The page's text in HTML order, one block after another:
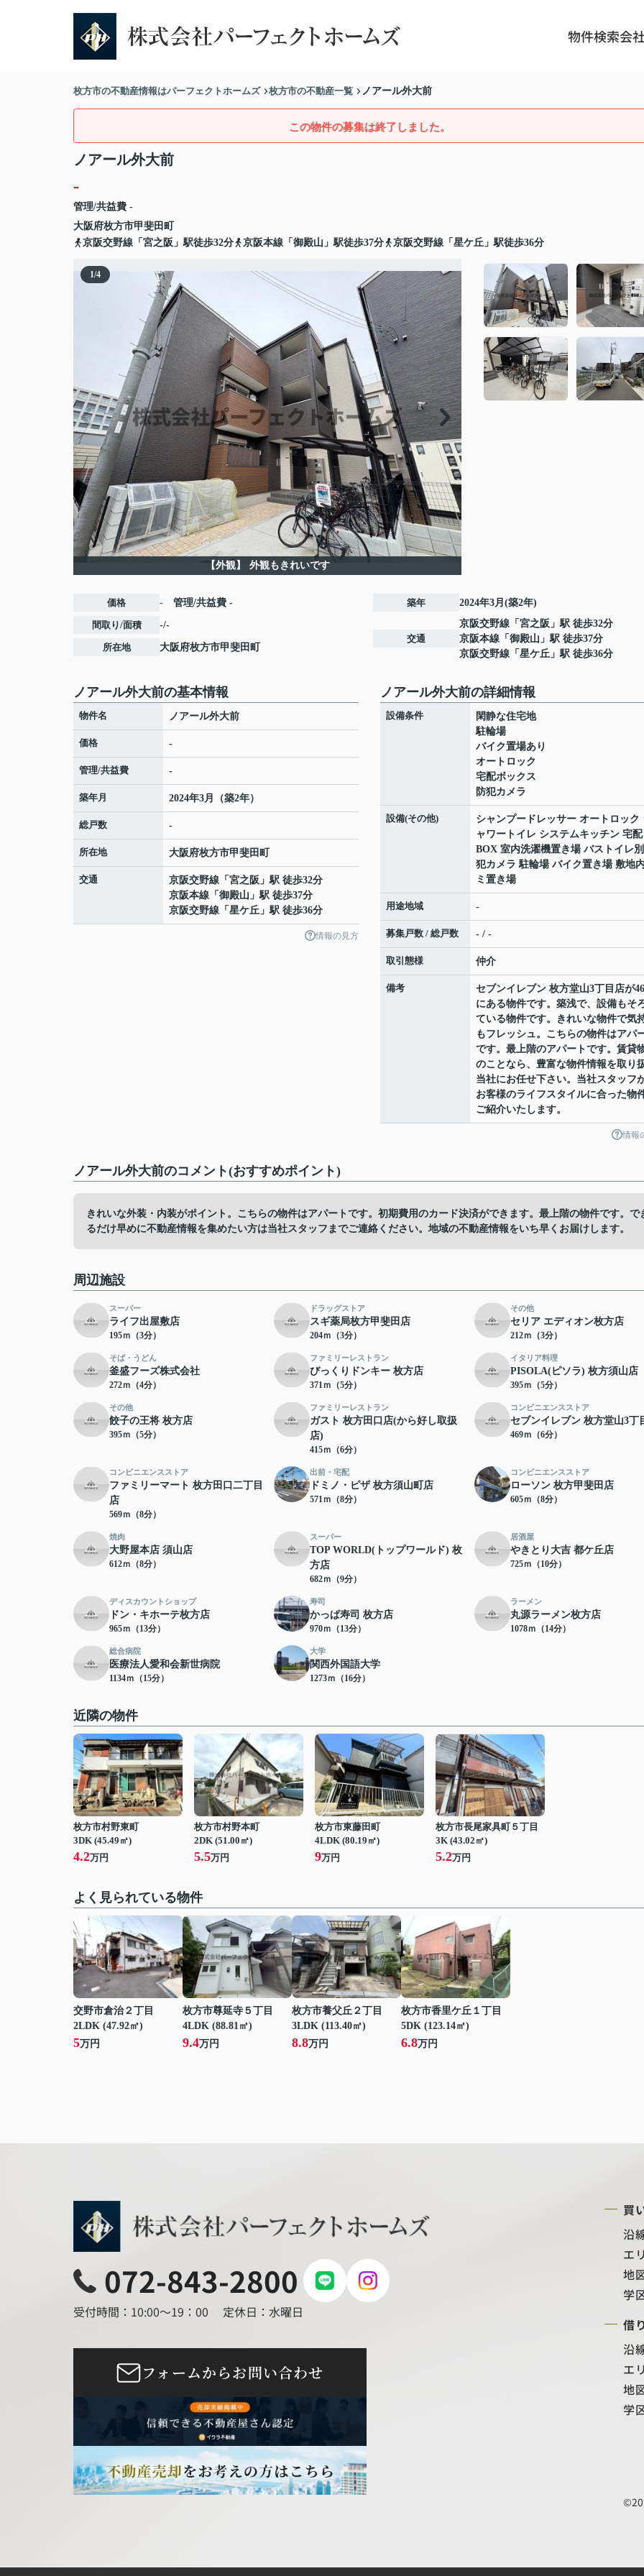
物件検索会
枚方市の不動産情報はパーフェクトホームズ 枚方市の不動産一覧 ノアール外大前
この物件の募集は終了しました。
ノアール外大前
-
管理/共益費 -
大阪府枚方市甲斐田町
京阪交野線「宮之阪」駅徒歩32分
京阪本線「御殿山」駅徒歩37分 京阪交野線「星ケ丘」駅徒歩36分
1/4
【外観】 外観もきれいです
価格 - 管理/共益費 -
間取り/面積 -/-
所在地 大阪府枚方市甲斐田町
築年 2024年3月(築2年)
交通
京阪交野線 「 宮之阪 」駅 徒歩32分
京阪本線 「 御殿山 」駅 徒歩37分
京阪交野線 「 星ケ丘 」駅 徒歩36分
ノアール外大前の基本情報
物件名 ノアール外大前
価格 -
管理/共益費 -
築年月 2024年3月（築2年）
総戸数 -
所在地 大阪府枚方市甲斐田町
交通 京阪交野線 「 宮之阪 」駅 徒歩32分
京阪本線 「 御殿山 」駅 徒歩37分
京阪交野線 「 星ケ丘 」駅 徒歩36分
情報の見方
ノアール外大前の詳細情報
設備条件
閑静な住宅地
駐輪場
バイク置場あり
オートロック
宅配ボックス
防犯カメラ
設備(その他)
シャンプードレッサー オートロック
ャワートイレ システムキッチン 宅配
BOX 室内洗濯機置き場 バストイレ
犯カメラ 駐輪場 バイク置き場 敷地
ミ置き場
用途地域 -
募集戸数 / 総戸数 - / -
取引態様 仲介
備考
セブンイレブン 枚方堂山3丁目店が
にある物件です。築浅で、設備もそ
ている物件です。きれいな物件で気
もフレッシュ。こちらの物件はアパ
です。最上階のアパートです。賃貸
のことなら、豊富な物件情報を取り
当社にお任せ下さい。当社スタッフ
お客様のライフスタイルに合った物
ご紹介いたします。
情報
ノアール外大前のコメント(おすすめポイント)
きれいな外装・内装がポイント。こちらの物件はアパートです。初期費用のカード決済ができます。最上階の物件です。で
るだけ早めに不動産情報を集めたい方は当社スタッフまでご連絡ください。地域の不動産情報をいち早くお届けします。
周辺施設
スーパー
ライフ出屋敷店
195ｍ（3分）
ドラッグストア
スギ薬局枚方甲斐田店
204ｍ（3分）
その他
セリア エディオン枚方店
212ｍ（3分）
そば・うどん
釜盛フーズ株式会社
272ｍ（4分）
ファミリーレストラン
びっくりドンキー 枚方店
371ｍ（5分）
イタリア料理
PISOLA(ピソラ) 枚方須山店
395ｍ（5分）
その他
餃子の王将 枚方店
395ｍ（5分）
ファミリーレストラン
ガスト 枚方田口店(から好し取扱
店)
415ｍ（6分）
コンビニエンスストア
セブンイレブン 枚方堂山3丁
469ｍ（6分）
コンビニエンスストア
ファミリーマート 枚方田口二丁目
店
569ｍ（8分）
出前・宅配
ドミノ・ピザ 枚方須山町店
571ｍ（8分）
コンビニエンスストア
ローソン 枚方甲斐田店
605ｍ（8分）
焼肉
大野屋本店 須山店
612ｍ（8分）
スーパー
TOP WORLD(トップワールド) 枚
方店
682ｍ（9分）
居酒屋
やきとり大吉 都ケ丘店
725ｍ（10分）
ディスカウントショップ
ドン・キホーテ枚方店
965ｍ（13分）
寿司
かっぱ寿司 枚方店
970ｍ（13分）
ラーメン
丸源ラーメン枚方店
1078ｍ（14分）
総合病院
医療法人愛和会新世病院
1134ｍ（15分）
大学
関西外国語大学
1273ｍ（16分）
近隣の物件
枚方市村野東町
3DK (45.49㎡)
4.2万円
枚方市村野本町
2DK (51.00㎡)
5.5万円
枚方市東藤田町
4LDK (80.19㎡)
9万円
枚方市長尾家具町５丁目
3K (43.02㎡)
5.2万円
よく見られている物件
交野市倉治２丁目
2LDK (47.92㎡)
5万円
枚方市尊延寺５丁目
4LDK (88.81㎡)
9.4万円
枚方市養父丘２丁目
3LDK (113.40㎡)
8.8万円
枚方市香里ケ丘１丁目
5DK (123.14㎡)
6.8万円
072-843-2800
受付時間：10:00～19：00 定休日：水曜日
フォームからお問い合わせ
買
沿
エ
地
学
借
沿
エ
地
学